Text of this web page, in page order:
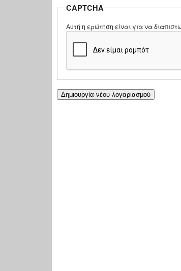
CAPTCHA
Αυτή η ερώτηση είναι για να